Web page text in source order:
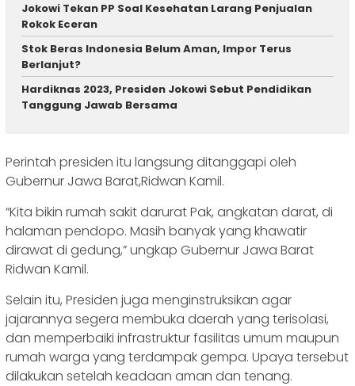
Jokowi Tekan PP Soal Kesehatan Larang Penjualan
Rokok Eceran
Stok Beras Indonesia Belum Aman, Impor Terus
Berlanjut?
Hardiknas 2023, Presiden Jokowi Sebut Pendidikan
Tanggung Jawab Bersama
Perintah presiden itu langsung ditanggapi oleh
Gubernur Jawa Barat,Ridwan Kamil.
“Kita bikin rumah sakit darurat Pak, angkatan darat, di
halaman pendopo. Masih banyak yang khawatir
dirawat di gedung,” ungkap Gubernur Jawa Barat
Ridwan Kamil.
Selain itu, Presiden juga menginstruksikan agar
jajarannya segera membuka daerah yang terisolasi,
dan memperbaiki infrastruktur fasilitas umum maupun
rumah warga yang terdampak gempa. Upaya tersebut
dilakukan setelah keadaan aman dan tenang.